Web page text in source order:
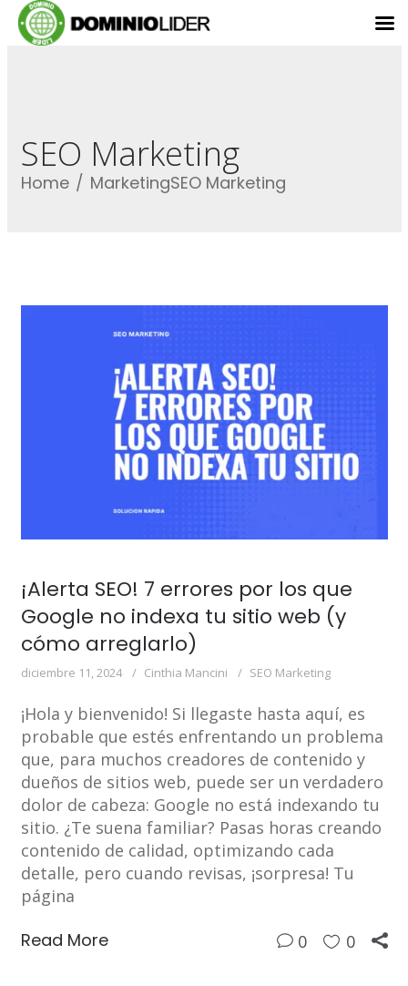
SEO Marketing
Home MarketingSEO Marketing
¡Alerta SEO! 7 errores por los que
Google no indexa tu sitio web (y
cómo arreglarlo)
diciembre 11, 2024 Cinthia Mancini SEO Marketing
¡Hola y bienvenido! Si llegaste hasta aquí, es
probable que estés enfrentando un problema
que, para muchos creadores de contenido y
dueños de sitios web, puede ser un verdadero
dolor de cabeza: Google no está indexando tu
sitio. ¿Te suena familiar? Pasas horas creando
contenido de calidad, optimizando cada
detalle, pero cuando revisas, ¡sorpresa! Tu
página
Read More 0 0